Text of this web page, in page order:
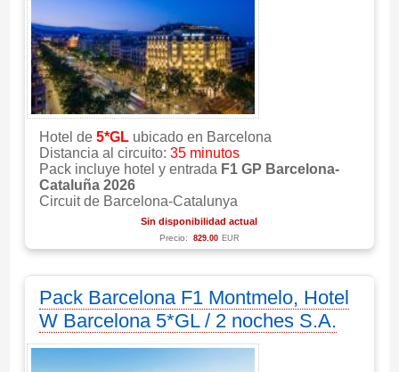
Hotel de 5*GLubicado en Barcelona
Distancia al circuito: 35 minutos
Pack incluye hotel y entrada F1 GP Barcelona-
Cataluña 2026
Circuit de Barcelona-Catalunya
Sin disponibilidad actual
Precio: 829.00 EUR
Pack Barcelona F1 Montmelo, Hotel
W Barcelona 5*GL / 2 noches S.A.